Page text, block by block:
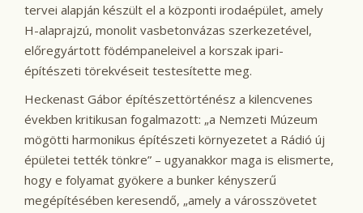
tervei alapján készült el a központi irodaépület, amely
H-alaprajzú, monolit vasbetonvázas szerkezetével,
előregyártott födémpaneleivel a korszak ipari-
építészeti törekvéseit testesítette meg.
Heckenast Gábor építészettörténész a kilencvenes
években kritikusan fogalmazott: „a Nemzeti Múzeum
mögötti harmonikus építészeti környezetet a Rádió új
épületei tették tönkre” – ugyanakkor maga is elismerte,
hogy e folyamat gyökere a bunker kényszerű
megépítésében keresendő, „amely a városszövetet